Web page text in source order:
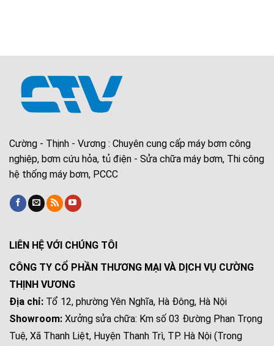
Cường - Thịnh - Vương : Chuyên cung cấp máy bơm công
nghiệp, bơm cứu hỏa, tủ điện - Sửa chữa máy bơm, Thi công
hệ thống máy bơm, PCCC
LIÊN HỆ VỚI CHÚNG TÔI
CÔNG TY CỔ PHẦN THƯƠNG MẠI VÀ DỊCH VỤ CƯỜNG
THỊNH VƯƠNG
Địa chỉ: Tổ 12, phường Yên Nghĩa, Hà Đông, Hà Nội
Showroom: Xưởng sửa chữa: Km số 03 Đường Phan Trọng
Tuệ, Xã Thanh Liệt, Huyện Thanh Trì, TP. Hà Nội (Trong